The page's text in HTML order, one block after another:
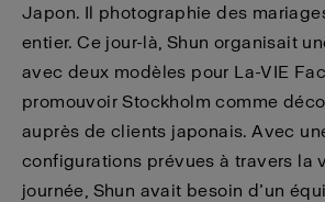
Japon. Il photographie des
entier. Ce jour-là, Shun organisait
avec deux modèles pour La-VIE
promouvoir Stockholm comme
auprès de clients japonais. Avec
configurations prévues à travers la
journée, Shun avait besoin d’un